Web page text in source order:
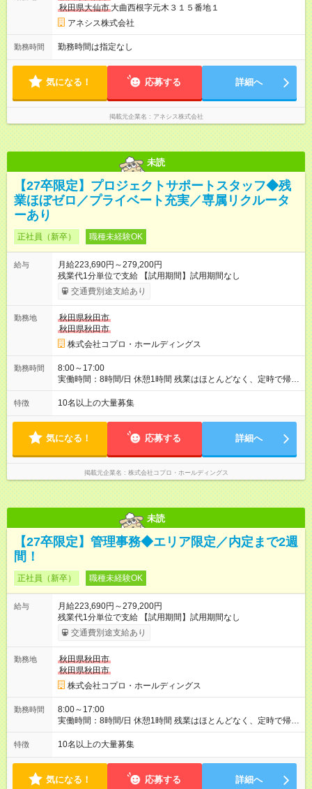
秋田県大仙市 大曲西根字元木３１５番地１
アネシス株式会社
勤務時間 勤務時間は指定なし
気になる！ 応募する 詳細へ
掲載元企業名 アネシス株式会社
未読
【27卒限定】プロジェクトサポートスタッフ◆残
業ほぼゼロ／プライベート充実／専属リクルータ
ーあり
正社員（新卒） 職種未経験OK
給与
月給223,690円～279,200円
残業代1分単位で支給 【試用期間】試用期間なし
交通費別途支給あり
勤務地
秋田県秋田市
秋田県秋田市
株式会社コプロ・ホールディングス
勤務時間
8:00～17:00
実働時間：8時間/日 休憩1時間 残業はほとんどなく、定時で帰れ
る日が多い働き方です。 毎日の業務は進捗管理や事務が中心な
ので、 「今日やるべき仕事」が終われば、自然と区切りをつけ
方を大切にしています。
特徴 10名以上の大量募集
気になる！ 応募する 詳細へ
掲載元企業名 株式会社コプロ・ホールディングス
未読
【27卒限定】管理事務◆エリア限定／内定まで2週
間！
正社員（新卒） 職種未経験OK
給与
月給223,690円～279,200円
残業代1分単位で支給 【試用期間】試用期間なし
交通費別途支給あり
勤務地
秋田県秋田市
秋田県秋田市
株式会社コプロ・ホールディングス
勤務時間
8:00～17:00
実働時間：8時間/日 休憩1時間 残業はほとんどなく、定時で帰れ
る日が多い働き方です。 毎日の業務は進捗管理や事務が中心な
ので、 「今日やるべき仕事」が終われば、自然と区切りをつけ
方を大切にしています。
特徴 10名以上の大量募集
気になる！ 応募する 詳細へ